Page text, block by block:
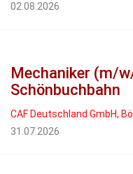
02.08.2026
Mechaniker (m/
Schönbuchbahn
CAF Deutschland GmbH,
31.07.2026